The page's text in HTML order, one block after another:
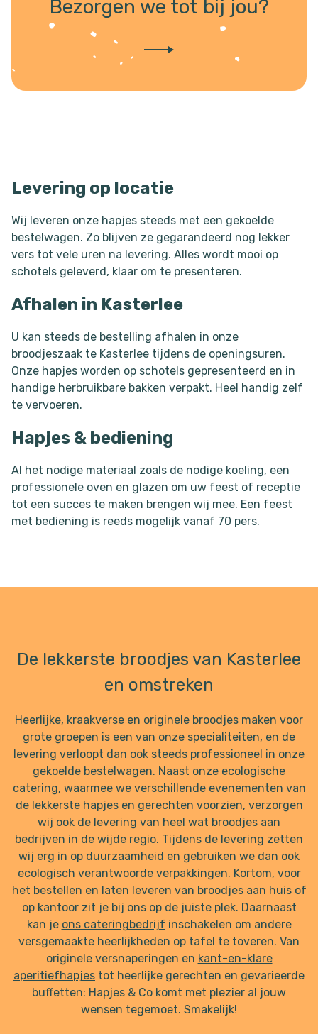
Bezorgen we tot bij jou?
Levering op locatie
Wij leveren onze hapjes steeds met een gekoelde
bestelwagen. Zo blijven ze gegarandeerd nog lekker
vers tot vele uren na levering. Alles wordt mooi op
schotels geleverd, klaar om te presenteren.
Afhalen in Kasterlee
U kan steeds de bestelling afhalen in onze
broodjeszaak te Kasterlee tijdens de openingsuren.
Onze hapjes worden op schotels gepresenteerd en in
handige herbruikbare bakken verpakt. Heel handig zelf
te vervoeren.
Hapjes & bediening
Al het nodige materiaal zoals de nodige koeling, een
professionele oven en glazen om uw feest of receptie
tot een succes te maken brengen wij mee. Een feest
met bediening is reeds mogelijk vanaf 70 pers.
De lekkerste broodjes van Kasterlee
en omstreken
Heerlijke, kraakverse en originele broodjes maken voor
grote groepen is een van onze specialiteiten, en de
levering verloopt dan ook steeds professioneel in onze
gekoelde bestelwagen. Naast onze ecologische
catering, waarmee we verschillende evenementen van
de lekkerste hapjes en gerechten voorzien, verzorgen
wij ook de levering van heel wat broodjes aan
bedrijven in de wijde regio. Tijdens de levering zetten
wij erg in op duurzaamheid en gebruiken we dan ook
ecologisch verantwoorde verpakkingen. Kortom, voor
het bestellen en laten leveren van broodjes aan huis of
op kantoor zit je bij ons op de juiste plek. Daarnaast
kan je ons cateringbedrijf inschakelen om andere
versgemaakte heerlijkheden op tafel te toveren. Van
originele versnaperingen en kant-en-klare
aperitiefhapjes tot heerlijke gerechten en gevarieerde
buffetten: Hapjes & Co komt met plezier al jouw
wensen tegemoet. Smakelijk!